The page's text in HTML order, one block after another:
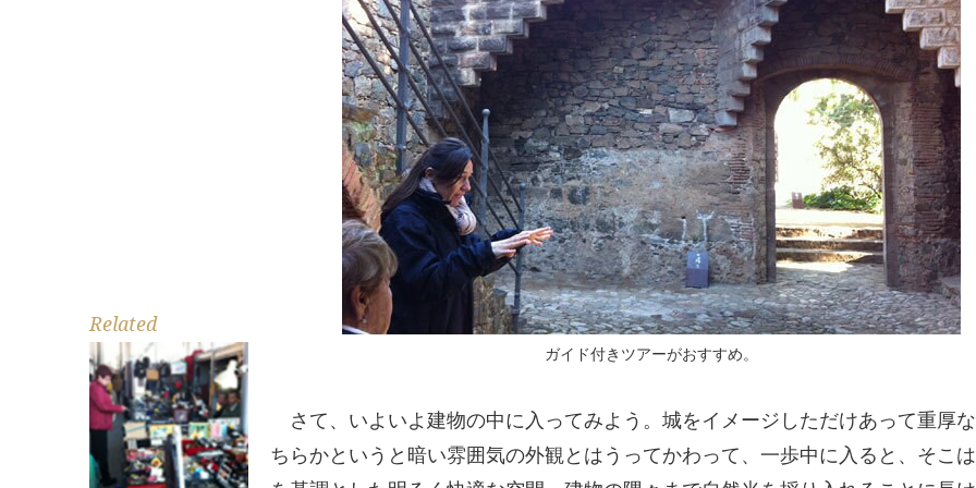
Related
ガイド付きツアーがおすすめ。
さて、いよいよ建物の中に入ってみよう。城をイメージしただけあって重厚
ちらかというと暗い雰囲気の外観とはうってかわって、一歩中に入ると、そこ